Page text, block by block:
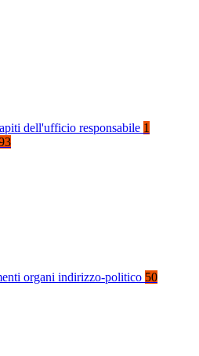
dell'ufficio responsabile 1
organi indirizzo-politico 50